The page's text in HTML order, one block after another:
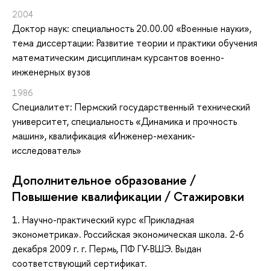
2004
Доктор наук: специальность 20.00.00 «Военные науки»,
тема диссертации: Развитие теории и практики обучения
математическим дисциплинам курсантов военно-
инженерных вузов
1986
Специалитет: Пермский государственный технический
университет, специальность «Динамика и прочность
машин», квалификация «Инженер-механик-
исследователь»
Дополнительное образование /
Повышение квалификации / Стажировки
1. Научно-практический курс «Прикладная
эконометрика». Российская экономическая школа. 2-6
декабря 2009 г. г. Пермь, ПФ ГУ-ВШЭ. Выдан
соответствующий сертификат.